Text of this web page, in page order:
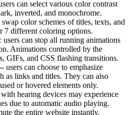
can select various color contrast
inverted, and monochrome.
color schemes of titles, texts, and
7 different coloring options.
can stop all running animations
Animations controlled by the
GIFs, and CSS flashing transitions.
users can choose to emphasize
as links and titles. They can also
or hovered elements only.
hearing devices may experience
due to automatic audio playing.
the entire website instantly.